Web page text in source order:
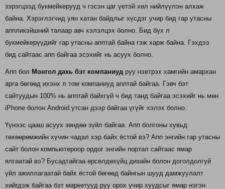
зэрэгцээд букмейкерууд ч гэсэн цаг үетэй хөл нийлүүлэн алхаж
байна. Хэрэглэгчид уян хатан байдлыг хүсдэг учир бид гар утасны
аппликэйшний талаар авч хэлэлцэх болно. Бид бүх л
букмейкерүүдийг гар утасны апптай байна гэж харж байна. Гэхдээ
бид сайтаас апп байгаа эсэхийг нь асуух болно.
Апп бол Монгол дахь бэт компаниуд руу нэвтрэх хамгийн амархан
арга бөгөөд ихэнх л том компаниуд апптай байгаа. Гэвч бэт
сайтуудын 100% нь апптай байхгүй ч бид танд байгаа эсэхийг нь мөн
iPhone болон Android утсан дээр байгаа үгүйг хэлэх болно.
Үүнээс цааш асуух зөндөө зүйл байгаа. Апп болгоны хувьд
төхөөрөмжийн хүчин чадал хэр байх ёстой вэ? Апп энгийн гар утасны
сайт болон компьютероор ордог энгийн портал сайтаас ямар
ялгаатай вэ? Бусадтайгаа өрсөлдөхүйц дизайн болон доголдолгүй
үйл ажиллагаатай байх ёстой бөгөөд байнгын шууд дамжуулалт
хийгдэж байгаа бэт маркетууд руу орох учир хуудсыг ямар нэгэн